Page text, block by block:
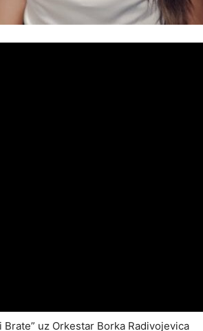
uz Orkestar Borka Radivojevica